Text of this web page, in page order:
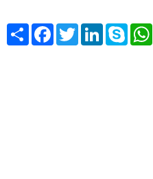
Share FacebookTwitterLinkedInSkype